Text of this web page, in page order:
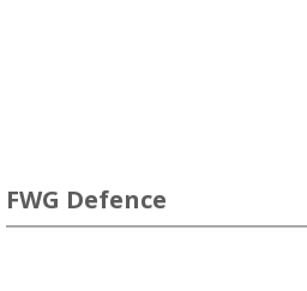
FWG Defence